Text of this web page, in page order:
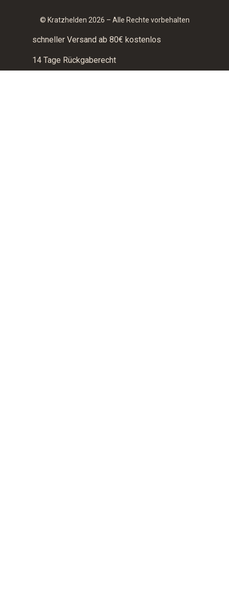
© Kratzhelden 2026 – Alle Rechte vorbehalten
schneller Versand ab 80€ kostenlos
14 Tage Rückgaberecht